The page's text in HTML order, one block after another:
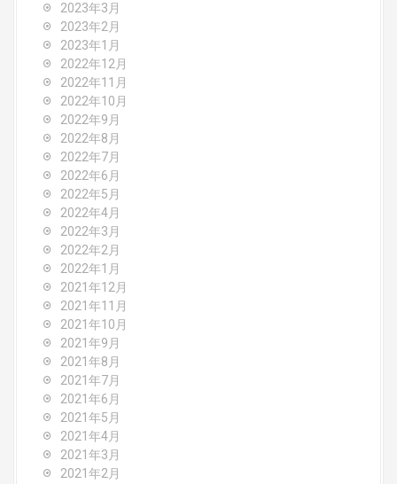
2023年3月
2023年2月
2023年1月
2022年12月
2022年11月
2022年10月
2022年9月
2022年8月
2022年7月
2022年6月
2022年5月
2022年4月
2022年3月
2022年2月
2022年1月
2021年12月
2021年11月
2021年10月
2021年9月
2021年8月
2021年7月
2021年6月
2021年5月
2021年4月
2021年3月
2021年2月